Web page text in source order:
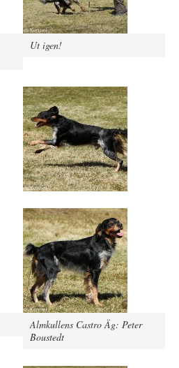
Ut igen!
Almkullens Castro Äg: Peter
Boustedt